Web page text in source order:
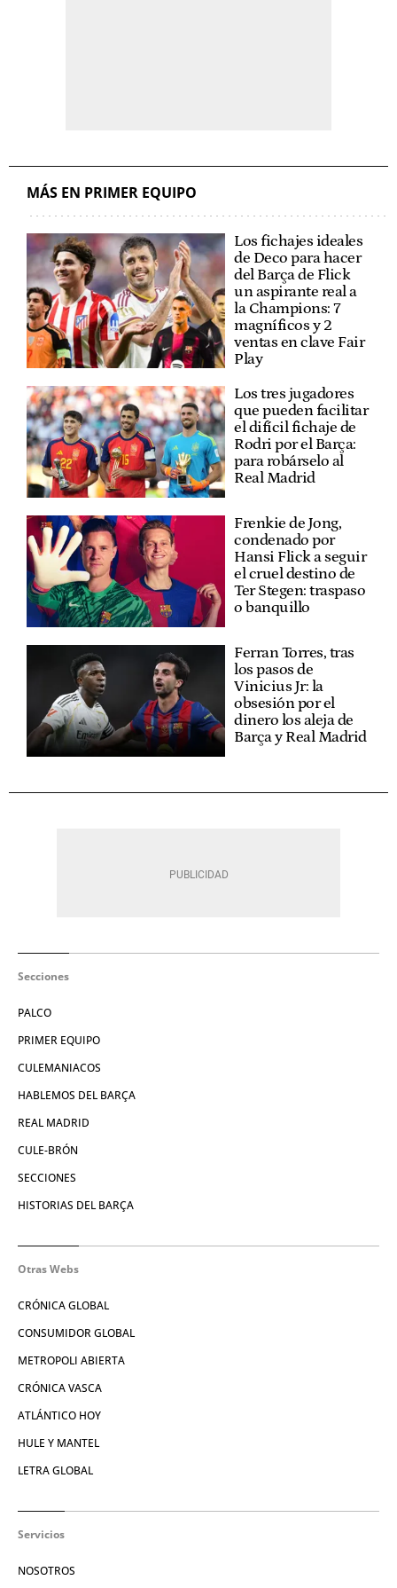
MÁS EN PRIMER EQUIPO
Los fichajes ideales
de Deco para hacer
del Barça de Flick
un aspirante real a
la Champions: 7
magníficos y 2
ventas en clave Fair
Play
Los tres jugadores
que pueden facilitar
el difícil fichaje de
Rodri por el Barça:
para robárselo al
Real Madrid
Frenkie de Jong,
condenado por
Hansi Flick a seguir
el cruel destino de
Ter Stegen: traspaso
o banquillo
Ferran Torres, tras
los pasos de
Vinicius Jr: la
obsesión por el
dinero los aleja de
Barça y Real Madrid
Secciones
PALCO
PRIMER EQUIPO
CULEMANIACOS
HABLEMOS DEL BARÇA
REAL MADRID
CULE-BRÓN
SECCIONES
HISTORIAS DEL BARÇA
Otras Webs
CRÓNICA GLOBAL
CONSUMIDOR GLOBAL
METROPOLI ABIERTA
CRÓNICA VASCA
ATLÁNTICO HOY
HULE Y MANTEL
LETRA GLOBAL
Servicios
NOSOTROS